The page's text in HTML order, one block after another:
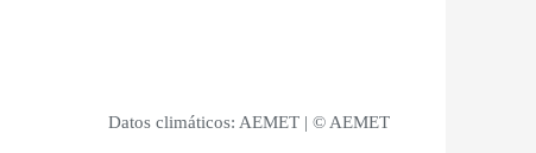
Datos climáticos: AEMET | © AEMET